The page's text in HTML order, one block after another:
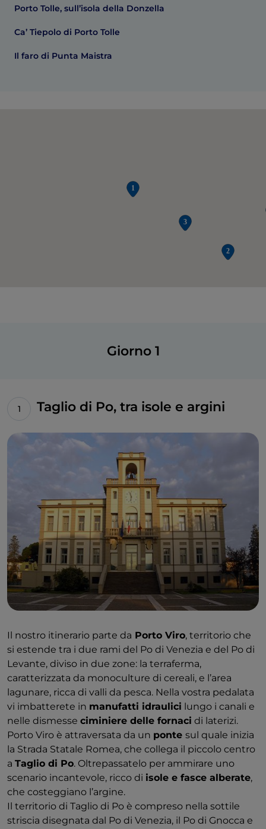
Porto Tolle, sull’isola della Donzella
Ca’ Tiepolo di Porto Tolle
Il faro di Punta Maistra
Giorno 1
Taglio di Po, tra isole e argini
Il nostro itinerario parte da Porto Viro, territorio che
si estende tra i due rami del Po di Venezia e del Po di
Levante, diviso in due zone: la terraferma,
caratterizzata da monoculture di cereali, e l’area
lagunare, ricca di valli da pesca. Nella vostra pedalata
vi imbatterete in manufatti idraulici lungo i canali e
nelle dismesse ciminiere delle fornaci di laterizi.
Porto Viro è attraversata da un ponte sul quale inizia
la Strada Statale Romea, che collega il piccolo centro
a Taglio di Po. Oltrepassatelo per ammirare uno
scenario incantevole, ricco di isole e fasce alberate,
che costeggiano l’argine.
Il territorio di Taglio di Po è compreso nella sottile
striscia disegnata dal Po di Venezia, il Po di Gnocca e